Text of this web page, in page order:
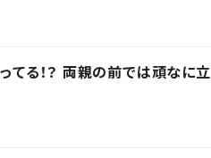
る！？ 両親の前では頑なに立